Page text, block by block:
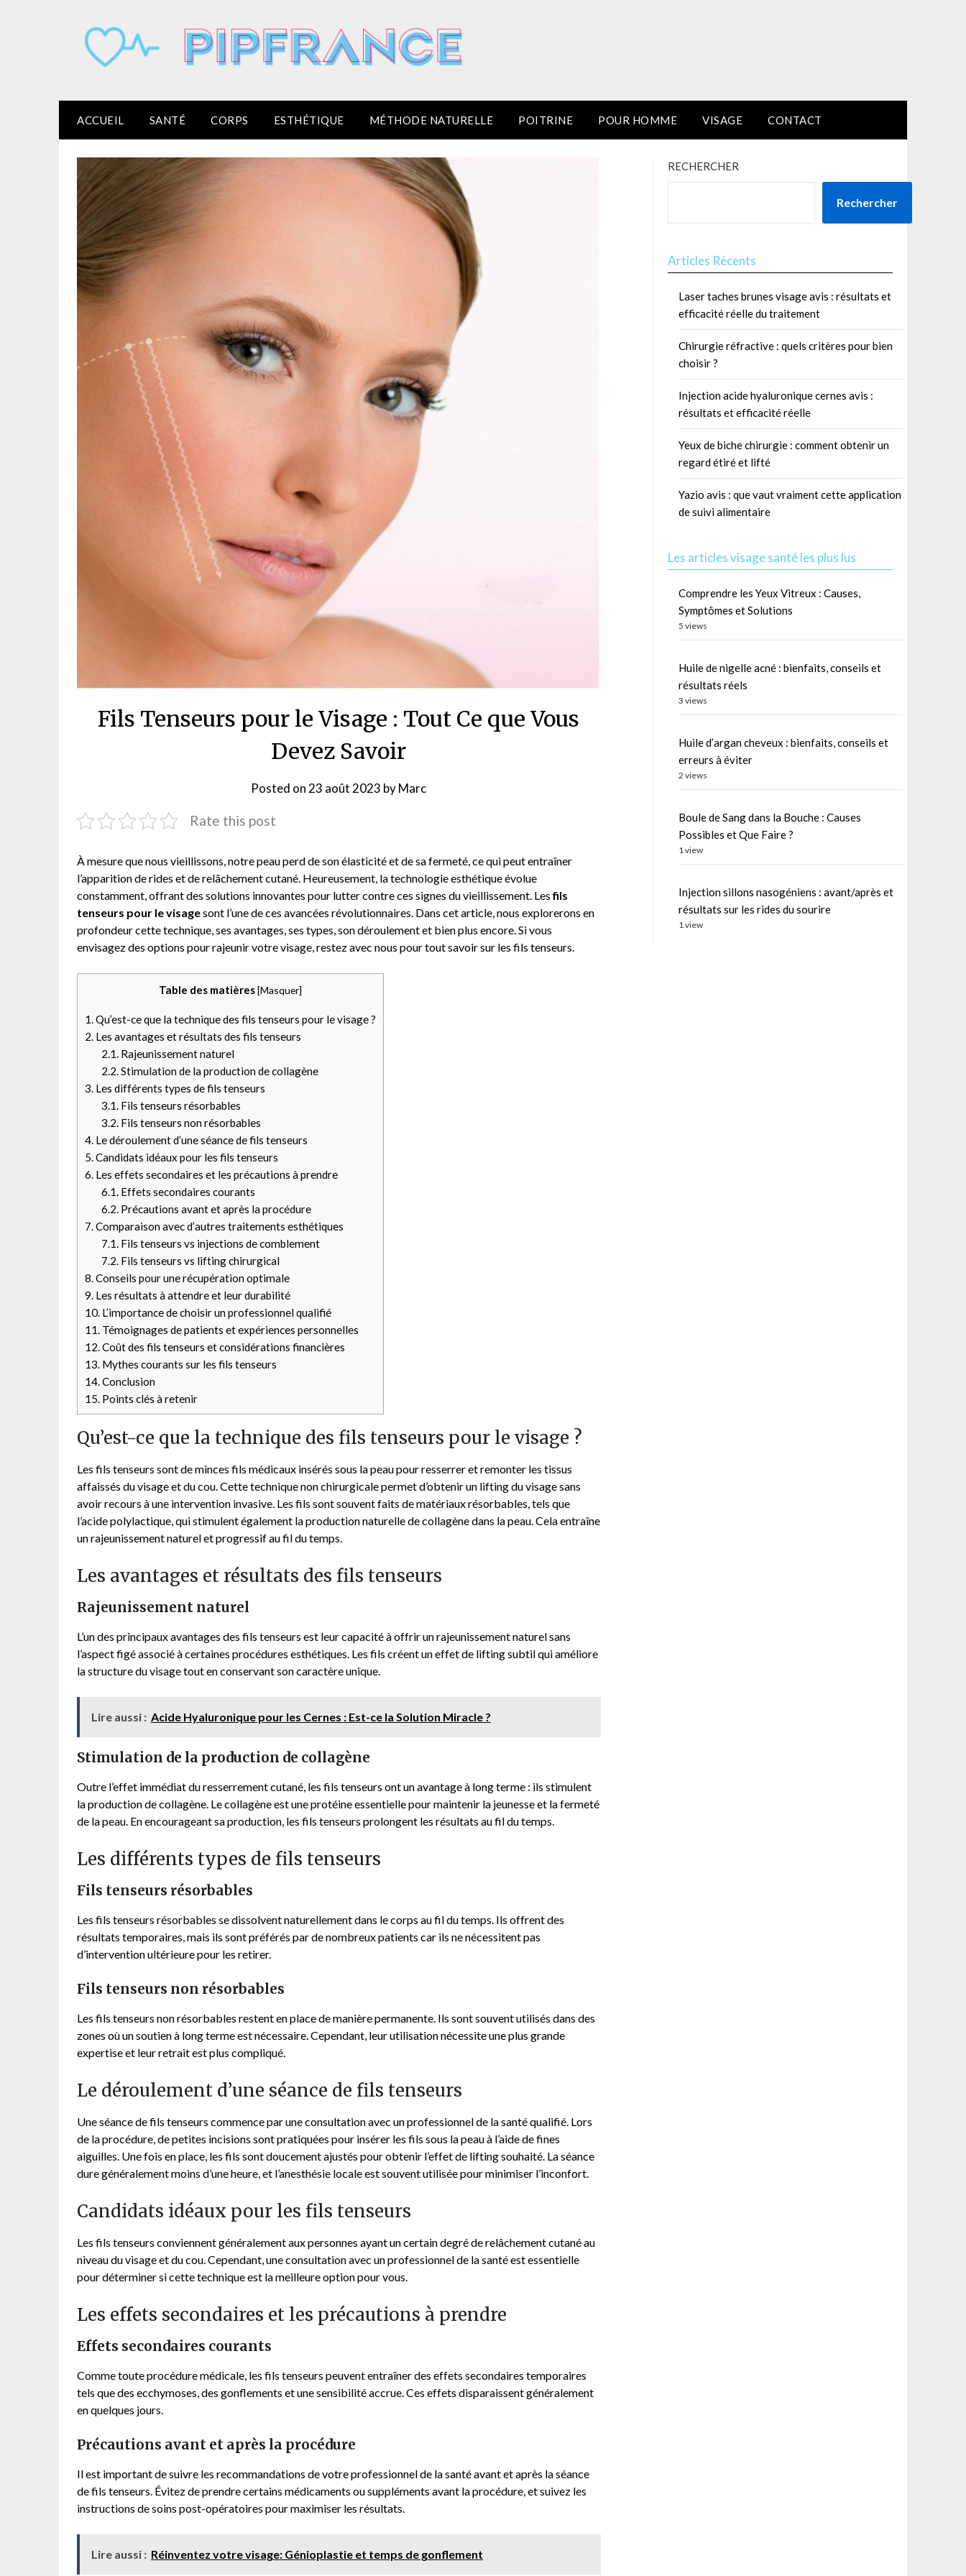
ACCUEIL SANTÉ CORPS ESTHÉTIQUE MÉTHODE NATURELLE POITRINE POUR HOMME VISAGE CONTACT
Fils Tenseurs pour le Visage : Tout Ce que Vous
Devez Savoir
Posted on23 août 2023 byMarc
Rate this post
À mesure que nous vieillissons, notre peau perd de son élasticité et de sa fermeté, ce qui peut entraîner
l’apparition de rides et de relâchement cutané. Heureusement, la technologie esthétique évolue
constamment, offrant des solutions innovantes pour lutter contre ces signes du vieillissement. Lesfils
tenseurs pour le visagesont l’une de ces avancées révolutionnaires. Dans cet article, nous explorerons en
profondeur cette technique, ses avantages, ses types, son déroulement et bien plus encore. Si vous
envisagez des options pour rajeunir votre visage, restez avec nous pour tout savoir sur les fils tenseurs.
Table des matières [Masquer]
1.Qu’est-ce que la technique des fils tenseurs pour le visage ?
2. Les avantages et résultats des fils tenseurs
2.1.Rajeunissement naturel
2.2.Stimulation de la production de collagène
3. Les différents types de fils tenseurs
3.1.Fils tenseurs résorbables
3.2.Fils tenseurs non résorbables
4. Le déroulement d’une séance de fils tenseurs
5.Candidats idéaux pour les fils tenseurs
6. Les effets secondaires et les précautions à prendre
6.1.Effets secondaires courants
6.2.Précautions avant et après la procédure
7.Comparaison avec d’autres traitements esthétiques
7.1.Fils tenseurs vs injections de comblement
7.2.Fils tenseurs vs lifting chirurgical
8.Conseils pour une récupération optimale
9. Les résultats à attendre et leur durabilité
10. L’importance de choisir un professionnel qualifié
11. Témoignages de patients et expériences personnelles
12.Coût des fils tenseurs et considérations financières
13. Mythes courants sur les fils tenseurs
14.Conclusion
15. Points clés à retenir
Qu’est-ce que la technique des fils tenseurs pour le visage ?
Les fils tenseurs sont de minces fils médicaux insérés sous la peau pour resserrer et remonter les tissus
affaissés du visage et du cou. Cette technique non chirurgicale permet d’obtenir un lifting du visage sans
avoir recours à une intervention invasive. Les fils sont souvent faits de matériaux résorbables, tels que
l’acide polylactique, qui stimulent également la production naturelle de collagène dans la peau. Cela entraîne
un rajeunissement naturel et progressif au fil du temps.
Les avantages et résultats des fils tenseurs
Rajeunissement naturel
L’un des principaux avantages des fils tenseurs est leur capacité à offrir un rajeunissement naturel sans
l’aspect figé associé à certaines procédures esthétiques. Les fils créent un effet de lifting subtil qui améliore
la structure du visage tout en conservant son caractère unique.
Lire aussi : Acide Hyaluronique pour les Cernes : Est-ce la Solution Miracle ?
Stimulation de la production de collagène
Outre l’effet immédiat du resserrement cutané, les fils tenseurs ont un avantage à long terme : ils stimulent
la production de collagène. Le collagène est une protéine essentielle pour maintenir la jeunesse et la fermeté
de la peau. En encourageant sa production, les fils tenseurs prolongent les résultats au fil du temps.
Les différents types de fils tenseurs
Fils tenseurs résorbables
Les fils tenseurs résorbables se dissolvent naturellement dans le corps au fil du temps. Ils offrent des
résultats temporaires, mais ils sont préférés par de nombreux patients car ils ne nécessitent pas
d’intervention ultérieure pour les retirer.
Fils tenseurs non résorbables
Les fils tenseurs non résorbables restent en place de manière permanente. Ils sont souvent utilisés dans des
zones où un soutien à long terme est nécessaire. Cependant, leur utilisation nécessite une plus grande
expertise et leur retrait est plus compliqué.
Le déroulement d’une séance de fils tenseurs
Une séance de fils tenseurs commence par une consultation avec un professionnel de la santé qualifié. Lors
de la procédure, de petites incisions sont pratiquées pour insérer les fils sous la peau à l’aide de fines
aiguilles. Une fois en place, les fils sont doucement ajustés pour obtenir l’effet de lifting souhaité. La séance
dure généralement moins d’une heure, et l’anesthésie locale est souvent utilisée pour minimiser l’inconfort.
Candidats idéaux pour les fils tenseurs
Les fils tenseurs conviennent généralement aux personnes ayant un certain degré de relâchement cutané au
niveau du visage et du cou. Cependant, une consultation avec un professionnel de la santé est essentielle
pour déterminer si cette technique est la meilleure option pour vous.
Les effets secondaires et les précautions à prendre
Effets secondaires courants
Comme toute procédure médicale, les fils tenseurs peuvent entraîner des effets secondaires temporaires
tels que des ecchymoses, des gonflements et une sensibilité accrue. Ces effets disparaissent généralement
en quelques jours.
Précautions avant et après la procédure
Il est important de suivre les recommandations de votre professionnel de la santé avant et après la séance
de fils tenseurs. Évitez de prendre certains médicaments ou suppléments avant la procédure, et suivez les
instructions de soins post-opératoires pour maximiser les résultats.
Lire aussi : Réinventez votre visage: Génioplastie et temps de gonflement
RECHERCHER
Rechercher
Articles Récents
Laser taches brunes visage avis : résultats et
efficacité réelle du traitement
Chirurgie réfractive : quels critères pour bien
choisir ?
Injection acide hyaluronique cernes avis :
résultats et efficacité réelle
Yeux de biche chirurgie : comment obtenir un
regard étiré et lifté
Yazio avis : que vaut vraiment cette application
de suivi alimentaire
Les articles visage santé les plus lus
Comprendre les Yeux Vitreux : Causes,
Symptômes et Solutions
5 views
Huile de nigelle acné : bienfaits, conseils et
résultats réels
3 views
Huile d’argan cheveux : bienfaits, conseils et
erreurs à éviter
2 views
Boule de Sang dans la Bouche : Causes
Possibles et Que Faire ?
1 view
Injection sillons nasogéniens : avant/après et
résultats sur les rides du sourire
1 view